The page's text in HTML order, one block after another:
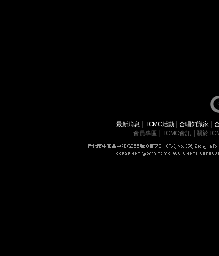
最新消息 │TCMC活動 │合唱知識家 │
會員專區
TCMC會訊 關於